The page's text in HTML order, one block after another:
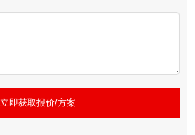
立即获取报价/方案